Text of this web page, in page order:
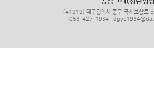
(41919) 대구광역시 중구 국채보상로
053-427-1934 |